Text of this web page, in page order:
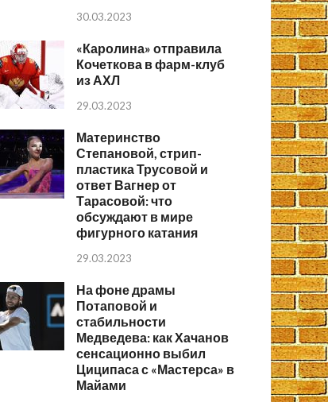
30.03.2023
«Каролина» отправила
Кочеткова в фарм-клуб
из АХЛ
29.03.2023
Материнство
Степановой, стрип-
пластика Трусовой и
ответ Вагнер от
Тарасовой: что
обсуждают в мире
фигурного катания
29.03.2023
На фоне драмы
Потаповой и
стабильности
Медведева: как Хачанов
сенсационно выбил
Циципаса с «Мастерса» в
Майами